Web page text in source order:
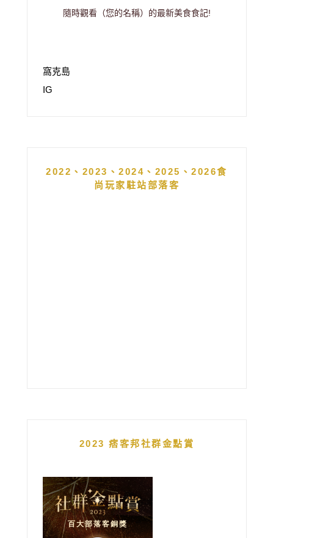
隨時觀看（您的名稱）的最新美食食記!
窩克島
IG
2022、2023、2024、2025、2026食
尚玩家駐站部落客
2023 痞客邦社群金點賞